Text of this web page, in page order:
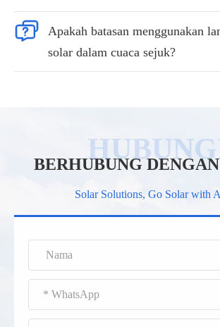

Apakah batasan menggunakan
solar dalam cuaca sejuk?
BERHUBUNG
Solar Solutions, Go Solar with